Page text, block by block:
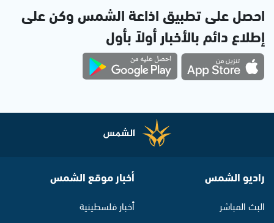
احصل على تطبيق اذاعة الشمس وكن على
إطلاع دائم بالأخبار أولاً بأول
راديو الشمس
البث المباشر
أخبار موقع الشمس
أخبار فلسطينية